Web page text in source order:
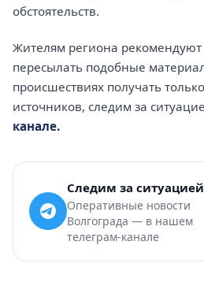
обстоятельств.
Жителям региона рекомендуют
пересылать подобные
происшествиях получать
источников, следим за
канале.
Следим за ситуацией
Оперативные новости
Волгограда — в нашем
телеграм-канале